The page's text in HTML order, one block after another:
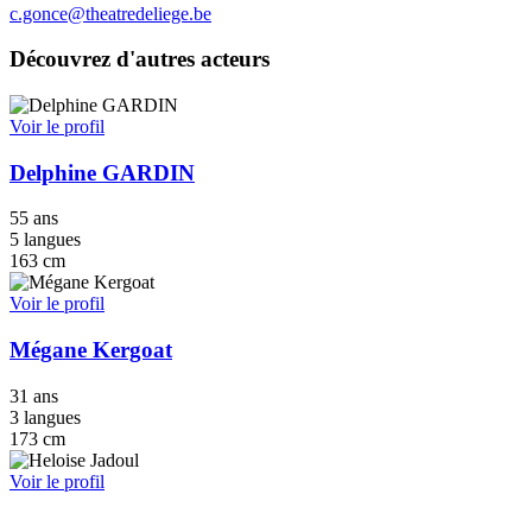
c.gonce@theatredeliege.be
Découvrez d'autres acteurs
Voir le profil
Delphine GARDIN
55 ans
5 langues
163 cm
Voir le profil
Mégane Kergoat
31 ans
3 langues
173 cm
Voir le profil